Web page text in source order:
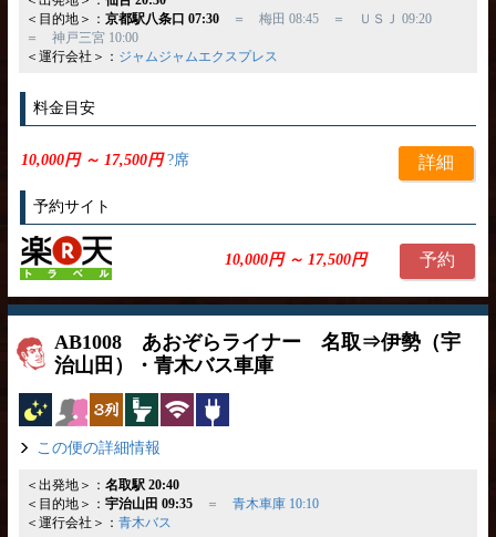
＜目的地＞： 京都駅八条口 07:30＝ 梅田 08:45 ＝ ＵＳＪ 09:20
＝ 神戸三宮 10:00
＜運行会社＞： ジャムジャムエクスプレス
料金目安
10,000円 ～ 17,500円?席 詳細
予約サイト
10,000円 ～ 17,500円 予約
AB1008 あおぞらライナー 名取⇒伊勢（宇
治山田）・青木バス車庫
夜行バス女性安心独立3列トイレ付無線LAN
この便の詳細情報
＜出発地＞： 名取駅 20:40
＜目的地＞： 宇治山田 09:35＝ 青木車庫 10:10
＜運行会社＞： 青木バス